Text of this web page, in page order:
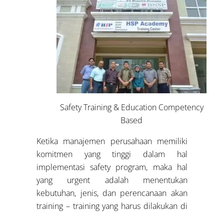
Safety Training & Education Competency
Based
Ketika manajemen perusahaan memiliki
komitmen yang tinggi dalam hal
implementasi safety program, maka hal
yang urgent adalah menentukan
kebutuhan, jenis, dan perencanaan akan
training – training yang harus dilakukan di